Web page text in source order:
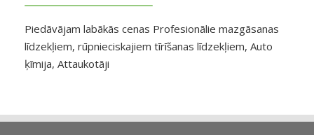
Piedāvājam labākās cenas Profesionālie mazgāsanas
līdzekļiem, rūpnieciskajiem tīrīšanas līdzekļiem, Auto
ķīmija, Attaukotāji